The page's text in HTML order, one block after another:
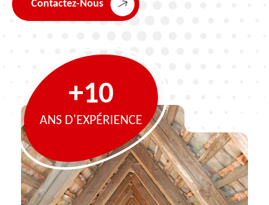
Contactez-Nous
+10
ANS D'EXPÉRIENCE